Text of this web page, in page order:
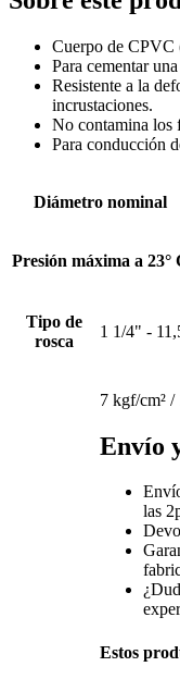
Cuerpo de
Para cementar
Resistente a la
incrustaciones.
No contamina los
Para conducción
Diámetro nominal
Presión máxima a 23°
Tipo de
rosca
1 1/4" -
7 kgf/cm² /
Envío
las
Estos